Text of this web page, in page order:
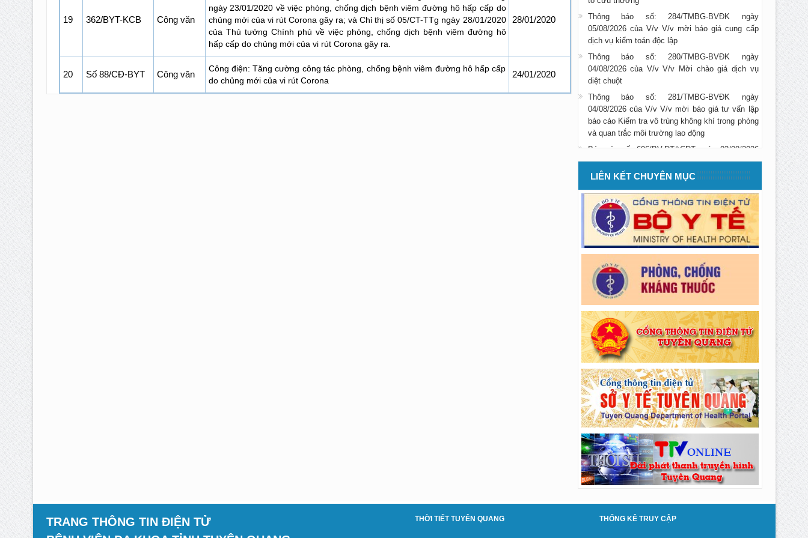
19 362/BYT-KCB Công văn
ngày 23/01/2020 về việc phòng, chống dịch bệnh viêm đường hô hấp cấp do
chủng mới của vi rút Corona gây ra; và Chỉ thị số 05/CT-TTg ngày 28/01/2020
của Thủ tướng Chính phủ về việc phòng, chống dịch bệnh viêm đường hô
hấp cấp do chủng mới của vi rút Corona gây ra.
28/01/2020
20 Số 88/CĐ-BYT Công văn
Công điện: Tăng cường công tác phòng, chống bệnh viêm đường hô hấp cấp
do chủng mới của vi rút Corona
24/01/2020
Thông báo số: 284/TMBG-BVĐK ngày
05/08/2026 của V/v V/v mời báo giá cung cấp
dịch vụ kiểm toán độc lập
Thông báo số: 280/TMBG-BVĐK ngày
04/08/2026 của V/v V/v Mời chào giá dịch vụ
diệt chuột
Thông báo số: 281/TMBG-BVĐK ngày
04/08/2026 của V/v V/v mời báo giá tư vấn lập
báo cáo Kiểm tra vô trùng không khí trong phòng
và quan trắc môi trường lao động
Báo cáo số: 696/BV-ĐT&CĐT ngày 03/08/2026
thực hành và được cấp giấy xác nhận hoàn
thành quá trình thực hành trong tháng 07/2026
Thông báo số: 275/TMBG-BVĐK ngày
29/07/2026 của V/v V/v mời báo giá cung cấp
dịch vụ tư vấn đấu thầu gói số 15
Thông báo số: 273/TMBG-BVĐK ngày
28/07/2026 của V/v V/v mời chào giá CCDC vật
rẻ mau hỏng dùng cho công tác vệ s
Thông báo số: 274/TMBG-BVĐK ngày
28/07/2026 của V/v TM SC Hệ thống máy chụp
cắt lớp vi tính CT Scanner 32 lát cắt
Thông báo số: 272/TMBG-BVĐK ngày
27/07/2026 của V/v Thư mời kiểm định các máy
thận
Thông báo số: 268/TMBG-BVĐK ngày
24/07/2026 của V/v Thư mời khí nén và dây áp
lực p.VTTBYT
Thông báo số: 269/TMBG-BVĐK ngày
24/07/2026 của V/v Thư mời mũi khoan vít
k.RHM
Thông báo số: 270/TMBG-BVĐK ngày
24/07/2026 của V/v Thư mời MS dù bve tắc
mạch ngoại biên k.CĐHA (lần 2)
Thông báo số: 262/TMBG-BVĐK ngày
23/07/2026 của V/v TM thuê Phantom hiệu
Thông báo số: 263/TMBG-BVĐK ngày
23/07/2026 của V/v V/v Mời chào giá bảo
LIÊN KẾT CHUYÊN MỤC
TRANG THÔNG TIN ĐIỆN TỬ
THỜI TIẾT TUYÊN QUANG THỐNG KÊ TRUY CẬP